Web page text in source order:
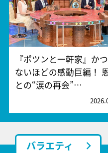
『ポツンと一軒家』か
ないほどの感動巨編！
との“涙の再会”…
バラエティ